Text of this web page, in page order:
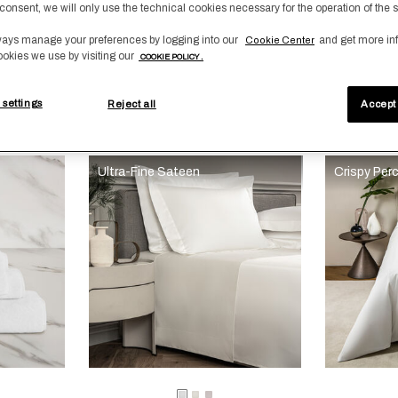
l'immagine del prodotto
Selezionando il colore si aggiornerà l'immagine del
Available Colors
Ecru
aggiornerà l'immagine del prodotto
Ultra-Fine Sateen
Selezionando il colore si aggiornerà l'immagine
Crispy
we will only use the technical cookies necessary for the operation of the
manage your preferences by logging into our Cookie Center and get more
we use by visiting our
COOKIE POLICY .
settings Reject all